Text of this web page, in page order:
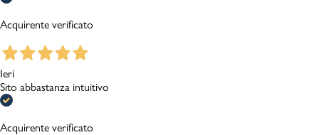
Acquirente verificato
Ieri
Sito abbastanza intuitivo
Acquirente verificato